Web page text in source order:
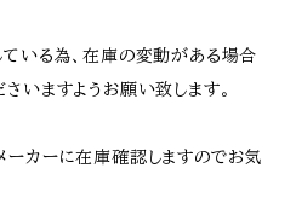
いる為、在庫の変動がある場合
いますようお願い致します。
カーに在庫確認しますのでお気